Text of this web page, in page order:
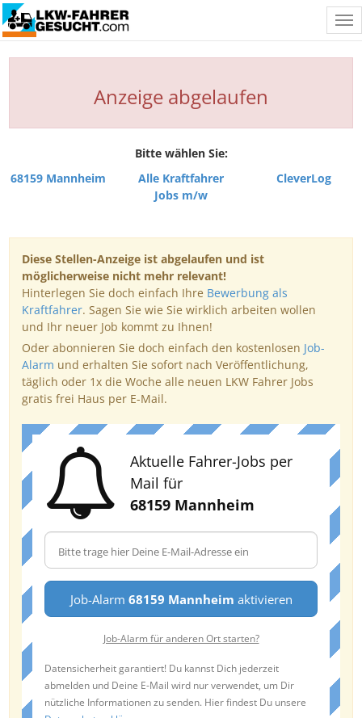
Anzeige abgelaufen
Bitte wählen Sie:
68159 Mannheim
Alle Kraftfahrer
Jobs m/w
CleverLog
Diese Stellen-Anzeige ist abgelaufen und ist
möglicherweise nicht mehr relevant!
Hinterlegen Sie doch einfach Ihre Bewerbung als
Kraftfahrer. Sagen Sie wie Sie wirklich arbeiten wollen
und Ihr neuer Job kommt zu Ihnen!
Oder abonnieren Sie doch einfach den kostenlosen Job-
Alarm und erhalten Sie sofort nach Veröffentlichung,
täglich oder 1x die Woche alle neuen LKW Fahrer Jobs
gratis frei Haus per E-Mail.
Aktuelle Fahrer-Jobs per
Mail für
68159 Mannheim
Job-Alarm 68159 Mannheim aktivieren
Job-Alarm für anderen Ort starten?
Datensicherheit garantiert! Du kannst Dich jederzeit
abmelden und Deine E-Mail wird nur verwendet, um Dir
nützliche Informationen zu senden. Hier findest Du unsere